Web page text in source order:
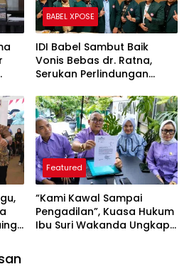
BABEL XPOSE
IDI Babel Sambut Baik
Vonis Bebas dr. Ratna,
Serukan Perlindungan
Tenaga Kesehatan
Featured
“Kami Kawal Sampai
Pengadilan”, Kuasa Hukum
Ibu Suri Wakanda Ungkap